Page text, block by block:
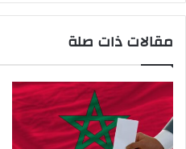
مقالات ذات صلة